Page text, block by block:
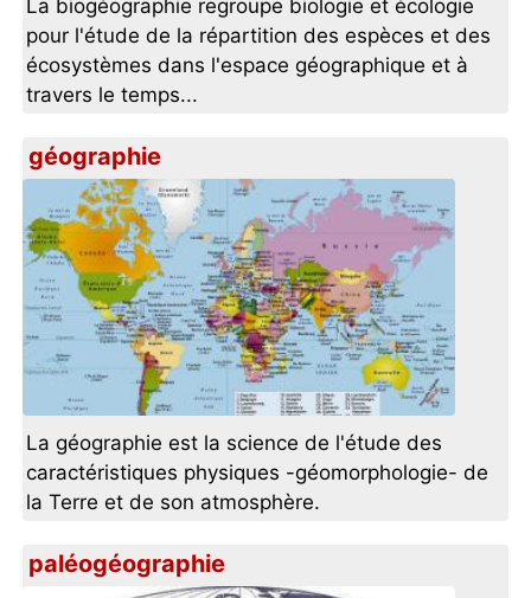
La biogéographie regroupe biologie et écologie
pour l'étude de la répartition des espèces et des
écosystèmes dans l'espace géographique et à
travers le temps...
géographie
La géographie est la science de l'étude des
caractéristiques physiques -géomorphologie- de
la Terre et de son atmosphère.
paléogéographie